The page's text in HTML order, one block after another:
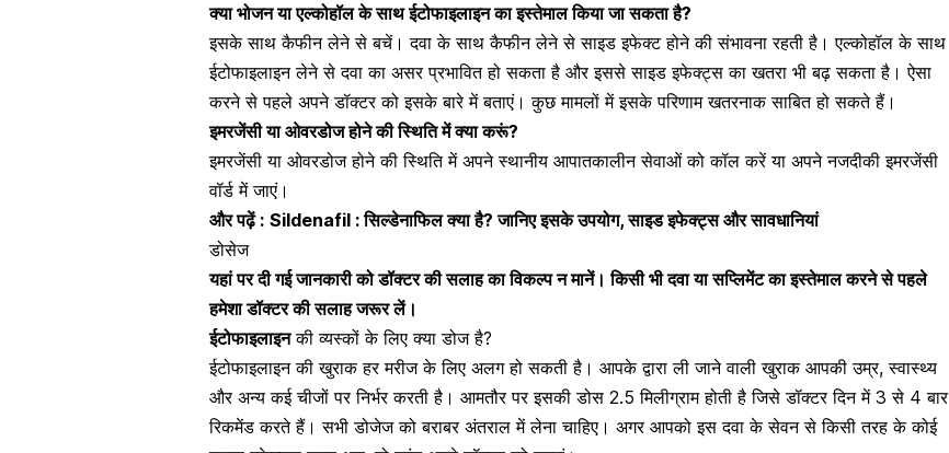
क्या भोजन या एल्कोहॉल के साथ ईटोफाइलाइन का इस्तेमाल किया जा सकता है?
इसके साथ कैफीन लेने से बचें। दवा के साथकैफीन लेने से साइड इफेक्टहोने की संभावना रहती है। एल्कोहॉल के साथ
ईटोफाइलाइन लेने से दवा का असर प्रभावित हो सकता है और इससे साइड इफेक्ट्स का खतरा भी बढ़ सकता है। ऐसा
करने से पहले अपने डॉक्टर को इसके बारे में बताएं। कुछ मामलों में इसके परिणाम खतरनाक साबित हो सकते हैं।
इमरजेंसी या ओवरडोज होने की स्थिति में क्या करूं?
इमरजेंसी या ओवरडोज होने की स्थिति में अपने स्थानीय आपातकालीन सेवाओं को कॉल करें या अपने नजदीकी इमरजेंसी
वॉर्ड में जाएं।
और पढ़ें : Sildenafil : सिल्डेनाफिल क्या है? जानिए इसके उपयोग, साइड इफेक्ट्स और सावधानियां
डोसेज
यहां पर दी गई जानकारी को डॉक्टर की सलाह का विकल्प न मानें। किसी भी दवा या सप्लिमेंट का इस्तेमाल करने से पहले
हमेशा डॉक्टर की सलाह जरूर लें।
ईटोफाइलाइनकी व्यस्कों के लिए क्या डोज है?
ईटोफाइलाइन की खुराक हर मरीज के लिए अलग हो सकती है। आपके द्वारा ली जाने वाली खुराक आपकी उम्र, स्वास्थ्य
और अन्य कई चीजों पर निर्भर करती है। आमतौर पर इसकी डोस 2.5 मिलीग्राम होती है जिसे डॉक्टर दिन में 3 से 4 बार
रिकमेंड करते हैं। सभी डोजेज को बराबर अंतराल में लेना चाहिए। अगर आपको इस दवा के सेवन से किसी तरह के कोई